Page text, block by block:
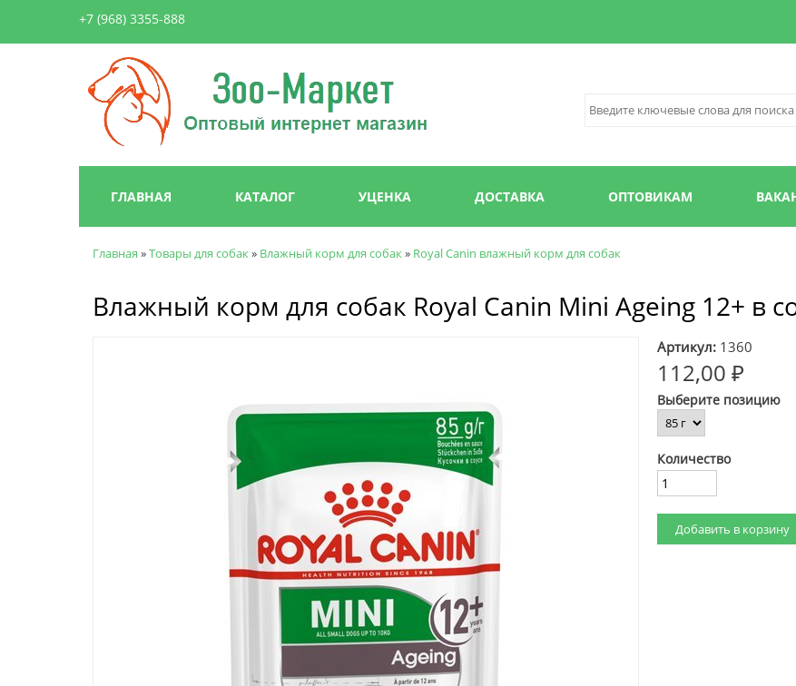
+7 (968) 3355-888
Зоо-
Маркет
Главное меню
ГЛАВНАЯ КАТАЛОГ УЦЕНКА ДОСТАВКА ОПТОВИКАМ
Главная »Товары для собак» Влажный корм для собак» Royal Canin влажный корм для собак
Влажный корм для собак Royal Canin Mini Ageing 12+ в
Артикул: 1360
112,00 ₽
Выберите позицию
Количество